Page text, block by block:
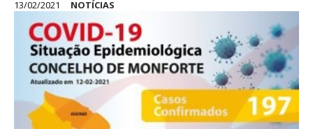
13/02/2021 NOTÍCIAS